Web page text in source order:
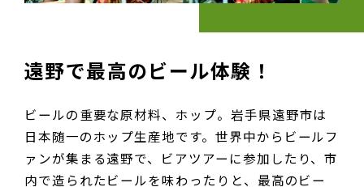
遠野で最高のビール体験！
ビールの重要な原材料、ホップ。 岩手県遠野市は
日本随一のホップ生産地です。 世界中からビールフ
ァンが集まる遠野で、 ビアツアーに参加したり、市
内で造られたビールを味わったりと、 最高のビー